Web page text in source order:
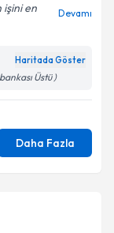
işini en
Devamı
Haritada Göster
Üstü )
Daha Fazla